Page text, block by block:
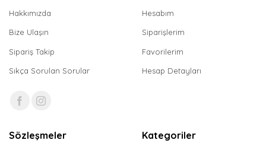
Hakkımızda
Bize Ulaşın
Sipariş Takip
Sıkça Sorulan Sorular
Hesabım
Siparişlerim
Favorilerim
Hesap Detayları
Sözleşmeler Kategoriler